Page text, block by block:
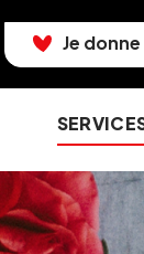
Je donne